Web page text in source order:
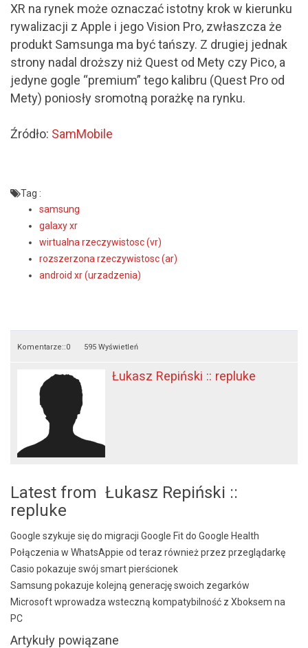
XR na rynek może oznaczać istotny krok w kierunku
rywalizacji z Apple i jego Vision Pro, zwłaszcza że
produkt Samsunga ma być tańszy. Z drugiej jednak
strony nadal droższy niż Quest od Mety czy Pico, a
jedyne gogle “premium” tego kalibru (Quest Pro od
Mety) poniosły sromotną porażkę na rynku.
Źródło: SamMobile
Tag :
samsung
galaxy xr
wirtualna rzeczywistosc (vr)
rozszerzona rzeczywistosc (ar)
android xr (urzadzenia)
Komentarze::0 595 Wyświetleń
Łukasz Repiński :: repluke
Latest from Łukasz Repiński ::
repluke
Google szykuje się do migracji Google Fit do Google Health
Połączenia w WhatsAppie od teraz również przez przeglądarkę
Casio pokazuje swój smart pierścionek
Samsung pokazuje kolejną generację swoich zegarków
Microsoft wprowadza wsteczną kompatybilność z Xboksem na
PC
Artykuły powiązane